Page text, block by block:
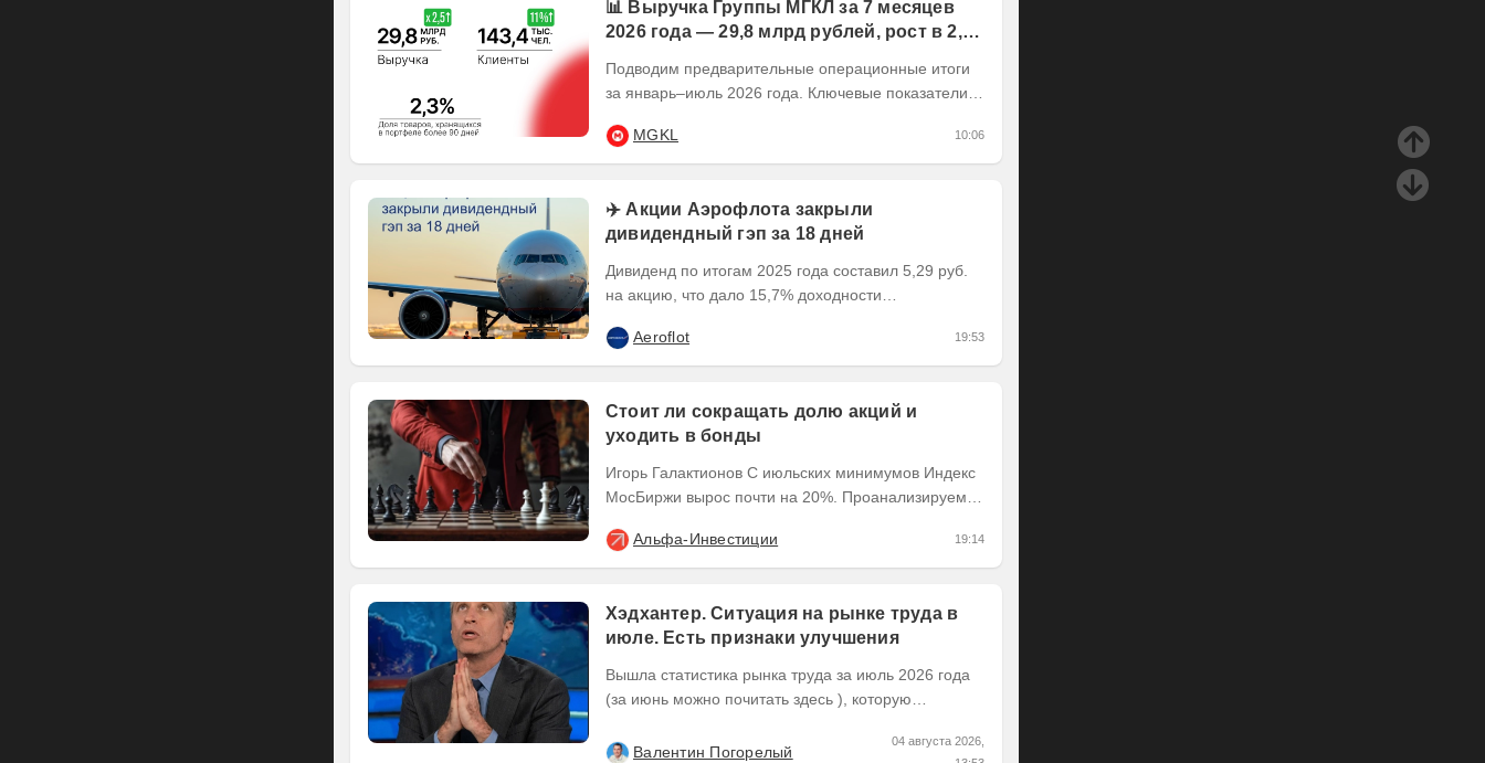
📊 Выручка Группы МГКЛ за 7 месяцев
2026 года — 29,8 млрд рублей, рост в 2,5
Подводим предварительные операционные итоги
за январь–июль 2026 года. Ключевые показатели:
MGKL
10:06
✈️ Акции Аэрофлота закрыли
дивидендный гэп за 18 дней
Дивиденд по итогам 2025 года составил 5,29 руб.
на акцию, что дало 15,7% доходности
2026 года перед...
Aeroflot 19:53
Стоит ли сокращать долю акций и
уходить в бонды
Игорь Галактионов С июльских минимумов Индекс
МосБиржи вырос почти на 20%. Проанализируем,
тактически...
Альфа-Инвестиции 19:14
Хэдхантер. Ситуация на рынке труда в
июле. Есть признаки улучшения
Вышла статистика рынка труда за июль 2026 года
(за июнь можно почитать здесь ), которую
Валентин Погорелый
04 августа 2026,